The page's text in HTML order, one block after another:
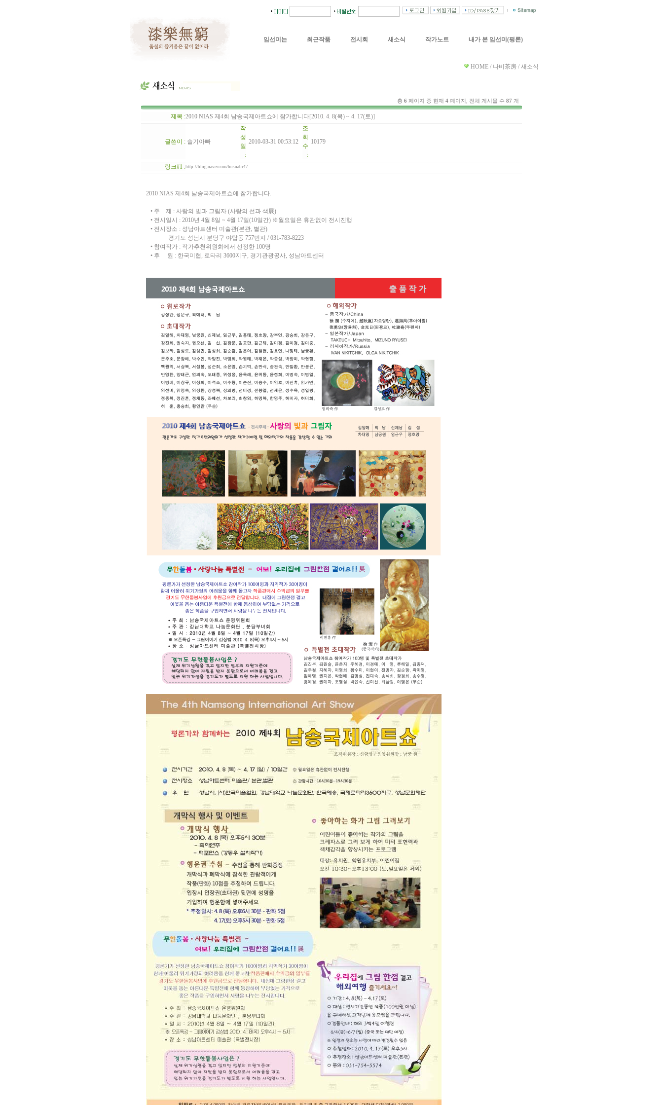
임선미는 최근작품 전시회 새소식 작가노트 내가 본 임선미(평론)
HOME / 나비茶房 / 새소식
총 6 페이지 중 현재 4 페이지, 전체 게시물 수 87 개
제목 :2010 NIAS 제4회 남송국제아트쇼에 참가합니다[2010. 4. 8(목) ~ 4. 17(토)]
글쓴이 : 슬기아빠
작
성
일
:
2010-03-31 00:53:12
조
회
수
:
10179
링크#1 :http://blog.naver.com/husuabi47
2010 NIAS 제4회 남송국제아트쇼에 참가합니다.
• 주 제 : 사랑의 빛과 그림자 (사랑의 선과 색展)
• 전시일시 : 2010년 4월 8일 ~ 4월 17일(10일간) ※월요일은 휴관없이 전시진행
• 전시장소 : 성남아트센터 미술관(본관, 별관)
경기도 성남시 분당구 야탑동 757번지 / 031-783-8223
• 참여작가 : 작가추천위원회에서 선정한 100명
• 후 원 : 한국미협, 로타리 3600지구, 경기관광공사, 성남아트센터